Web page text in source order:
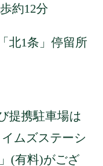
約12分
北1条」停留所
提携駐車場は
ムズステーシ
(有料)がござ